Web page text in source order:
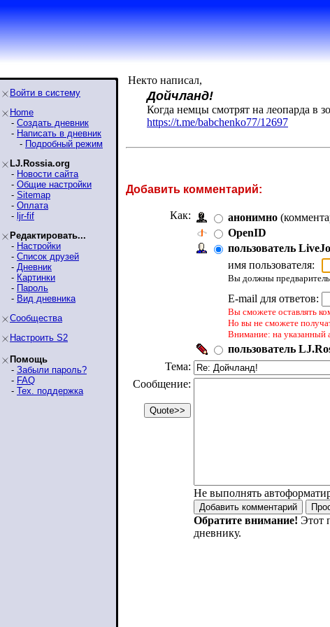
Войти в систему
Home
- Создать дневник
- Написать в дневник
- Подробный режим
LJ.Rossia.org
- Новости сайта
- Общие настройки
- Sitemap
- Оплата
- ljr-fif
Редактировать...
- Настройки
- Список друзей
- Дневник
- Картинки
- Пароль
- Вид дневника
Сообщества
Настроить S2
Помощь
- Забыли пароль?
- FAQ
- Тех. поддержка
Некто написал,
Дойчланд!
Когда немцы смотрят на леопарда в
https://t.me/babchenko77/12697
Добавить комментарий:
Как: анонимно
OpenID
пользователь
имя пользователя:
Вы должны
E-mail для ответов:
Вы сможете оставлять
Но вы не сможете
Внимание: на указанный
пользователь
Тема:
Сообщение:
Не выполнять
Обратите внимание! Этот
дневнику.